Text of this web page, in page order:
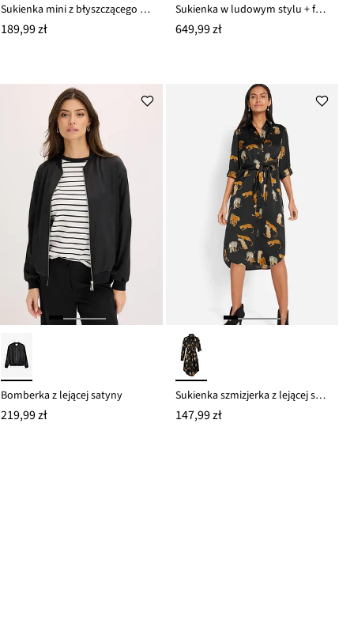
Sukienka mini z błyszczącego materiału
189,99 zł
Sukienka w ludowym stylu + fartuch (kompl. 2-częściowy)
649,99 zł
Bomberka z lejącej satyny
219,99 zł
Sukienka szmizjerka z lejącej satyny
147,99 zł